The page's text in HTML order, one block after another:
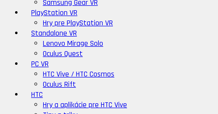
Samsung Gear VR
PlayStation VR
Hry pre PlayStation VR
Standalone VR
Lenovo Mirage Solo
Oculus Quest
PC VR
HTC Vive / HTC Cosmos
Oculus Rift
HTC
Hry a aplikácie pre HTC Vive